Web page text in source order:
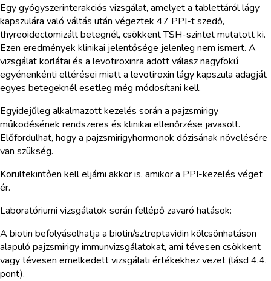
Egy gyógyszerinterakciós vizsgálat, amelyet a tablettáról lágy
kapszulára való váltás után végeztek 47 PPI-t szedő,
thyreoidectomizált betegnél, csökkent TSH-szintet mutatott ki.
Ezen eredmények klinikai jelentősége jelenleg nem ismert. A
vizsgálat korlátai és a levotiroxinra adott válasz nagyfokú
egyénenkénti eltérései miatt a levotiroxin lágy kapszula adagját
egyes betegeknél esetleg még módosítani kell.
Egyidejűleg alkalmazott kezelés során a pajzsmirigy
működésének rendszeres és klinikai ellenőrzése javasolt.
Előfordulhat, hogy a pajzsmirigyhormonok dózisának növelésére
van szükség.
Körültekintően kell eljárni akkor is, amikor a PPI-kezelés véget
ér.
Laboratóriumi vizsgálatok során fellépő zavaró hatások:
A biotin befolyásolhatja a biotin/sztreptavidin kölcsönhatáson
alapuló pajzsmirigy immunvizsgálatokat, ami tévesen csökkent
vagy tévesen emelkedett vizsgálati értékekhez vezet (lásd 4.4.
pont).